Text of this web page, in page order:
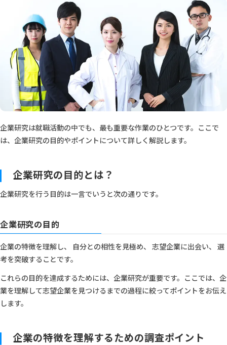
企業研究は就職活動の中でも、最も重要な作業のひとつです。ここで
は、企業研究の目的やポイントについて詳しく解説します。
企業研究の目的とは？
企業研究を行う目的は一言でいうと次の通りです。
企業研究の目的
企業の特徴を理解し、 自分との相性を見極め、 志望企業に出会い、 選
考を突破することです。
これらの目的を達成するためには、企業研究が重要です。ここでは、企
業を理解して志望企業を見つけるまでの過程に絞ってポイントをお伝え
します。
企業の特徴を理解するための調査ポイント